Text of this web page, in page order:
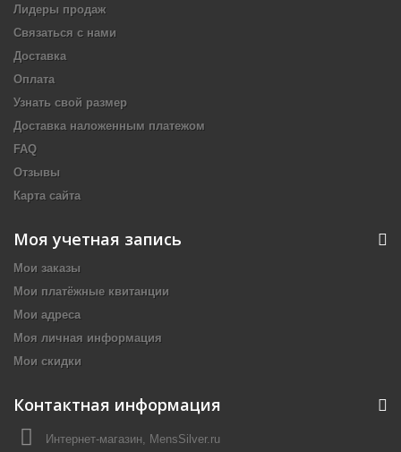
Лидеры продаж
Связаться с нами
Доставка
Оплата
Узнать свой размер
Доставка наложенным платежом
FAQ
Отзывы
Карта сайта
Моя учетная запись
Мои заказы
Мои платёжные квитанции
Мои адреса
Моя личная информация
Мои скидки
Контактная информация
Интернет-магазин, MensSilver.ru